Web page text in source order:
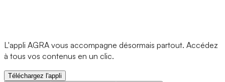
L'appli AGRA vous accompagne désormais partout. Accédez
à tous vos contenus en un clic.
Téléchargez l'appli